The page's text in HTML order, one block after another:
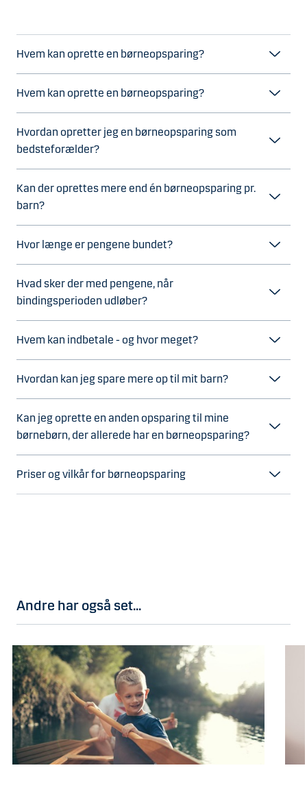
Hvem kan oprette en børneopsparing?
Hvem kan oprette en børneopsparing?
Hvordan opretter jeg en børneopsparing som
bedsteforælder?
Kan der oprettes mere end én børneopsparing pr.
barn?
Hvor længe er pengene bundet?
Hvad sker der med pengene, når
bindingsperioden udløber?
Hvem kan indbetale - og hvor meget?
Hvordan kan jeg spare mere op til mit barn?
Kan jeg oprette en anden opsparing til mine
børnebørn, der allerede har en børneopsparing?
Priser og vilkår for børneopsparing
Andre har også set...